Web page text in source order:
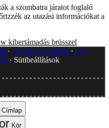
a szombatra járatot foglaló
az utazási információkat a
kibertámadás brüsszel
Javítások kezelése
Jogi
Sütibeállítások
Címlap
Kör